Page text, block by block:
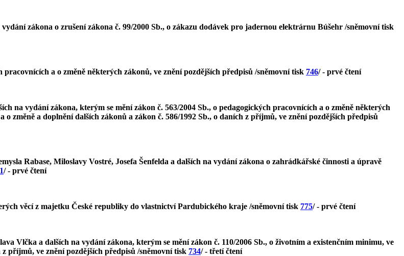
zákona o zrušení zákona č. 99/2000 Sb., o zákazu dodávek pro jadernou elektrárnu Búšehr /sněmovní tisk
a o změně některých zákonů, ve znění pozdějších předpisů /sněmovní tisk 746/ - prvé čtení
na vydání zákona, kterým se mění zákon č. 563/2004 Sb., o pedagogických pracovnících a o změně některých
změně a doplnění dalších zákonů a zákon č. 586/1992 Sb., o daních z příjmů, ve znění pozdějších předpisů
Rabase, Miloslavy Vostré, Josefa Šenfelda a dalších na vydání zákona o zahrádkářské činnosti a úpravě
/ - prvé čtení
věcí z majetku České republiky do vlastnictví Pardubického kraje /sněmovní tisk 775/ - prvé čtení
Vlčka a dalších na vydání zákona, kterým se mění zákon č. 110/2006 Sb., o životním a existenčním minimu, ve
příjmů, ve znění pozdějších předpisů /sněmovní tisk 734/ - třetí čtení